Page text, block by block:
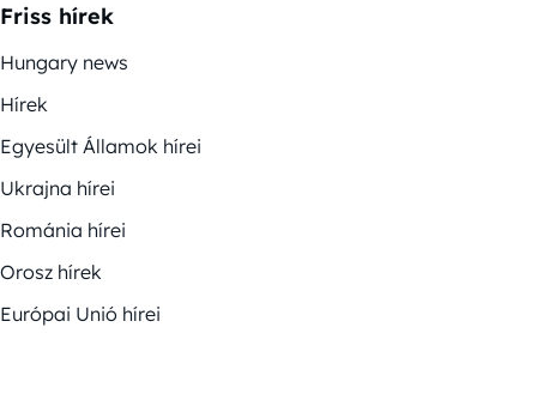
Friss hírek
Hungary news
Hírek
Egyesült Államok hírei
Ukrajna hírei
Románia hírei
Orosz hírek
Európai Unió hírei